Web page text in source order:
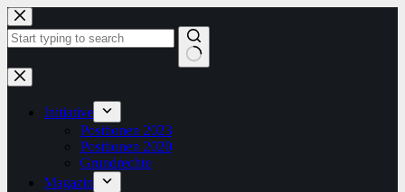
Zum
Inhalt
springen
Keine
Ergebnisse
Initiative
Positionen 2023
Positionen 2020
Grundrechte
Magazin